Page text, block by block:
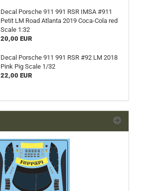
Decal Porsche 911 991 RSR IMSA #911
Petit LM Road Atlanta 2019 Coca-Cola red
Scale 1:32
20,00 EUR
Decal Porsche 911 991 RSR #92 LM 2018
Pink Pig Scale 1/32
22,00 EUR